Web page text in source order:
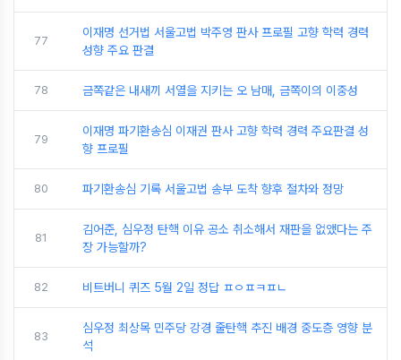
77
이재명 선거법 서울고법 박주영 판사 프로필 고향 학력 경력
성향 주요 판결
78 금쪽같은 내새끼 서열을 지키는 오 남매, 금쪽이의 이중성
79
이재명 파기환송심 이재권 판사 고향 학력 경력 주요판결 성
향 프로필
80 파기환송심 기록 서울고법 송부 도착 향후 절차와 정망
81
김어준, 심우정 탄핵 이유 공소 취소해서 재판을 없앴다는 주
장 가능할까?
82 비트버니 퀴즈 5월 2일 정답 ㅍㅇㅍㅋㅍㄴ
83
심우정 최상목 민주당 강경 줄탄핵 추진 배경 중도층 영향 분
석